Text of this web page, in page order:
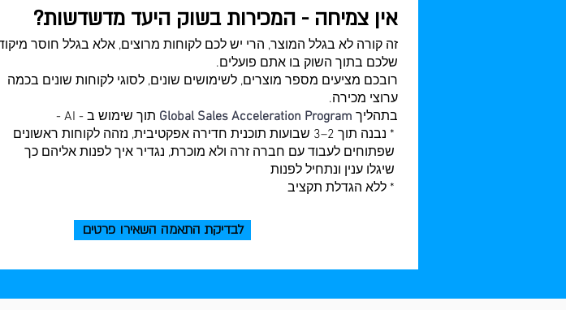
אין צמיחה - המכירות בשוק היעד מדשדשות?
זה קורה לא בגלל המוצר, הרי יש לכם לקוחות מרוצים, אלא בגלל חוסר
שלכם בתוך השוק בו אתם פועלים.
רובכם מציעים מספר מוצרים, לשימושים שונים, לסוגי לקוחות שונים בכמה
ערוצי מכירה.
בתהליך Global Sales Acceleration Program תוך שימוש ב - AI -
* נבנה תוך 2–3 שבועות תוכנית חדירה אפקטיבית, נזהה לקוחות ראשונים
שפתוחים לעבוד עם חברה זרה ולא מוכרת, נגדיר איך לפנות אליהם כך
שיגלו ענין ונתחיל לפנות
* ללא הגדלת תקציב
לבדיקת התאמה השאירו פרטים